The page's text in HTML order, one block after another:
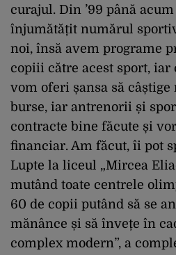
curajul. Din ’99 până
înjumătățit numărul
noi, însă avem programe
copiii către acest sport, iar
vom oferi șansa să
burse, iar antrenorii și
contracte bine făcute și
financiar. Am făcut, îi pot
Lupte la liceul „Mircea
mutând toate centrele
60 de copii putând să se
mănânce și să învețe în
complex modern”, a